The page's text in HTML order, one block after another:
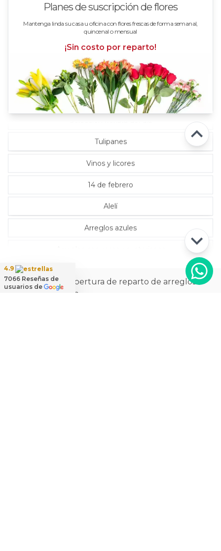
Planes de suscripción de flores
Mantenga linda su casa u oficina con flores frescas de forma semanal,
quincenal o mensual
¡Sin costo por reparto!
14 de febrero
Alelí
Arreglos azules
Rosas en floreros
Rosas Fucsia
Rosas Rojas
Rosas Rosadas
Tulipanes
Vinos y licores
La más amplia cobertura de reparto de arreglos
florales a domicilio
4.9
7066 Reseñas de
usuarios de